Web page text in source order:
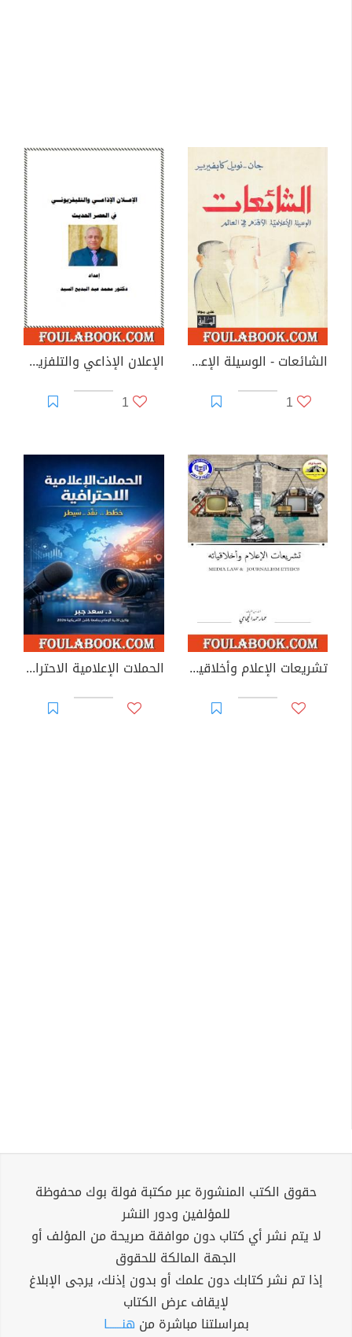
الشائعات - الوسيلة الإعلامية الأقدم في العالم
1
الإعلان الإذاعي والتلفزيوني في العصر الحديث
1
تشريعات الإعلام وأخلاقياته الحملات الإعلامية الاحترافية: خطط، نفّذ.. سيطر
حقوق الكتب المنشورة عبر مكتبة فولة بوك محفوظة
للمؤلفين ودور النشر
لا يتم نشر أي كتاب دون موافقة صريحة من المؤلف أو
الجهة المالكة للحقوق
إذا تم نشر كتابك دون علمك أو بدون إذنك، يرجى الإبلاغ
لإيقاف عرض الكتاب
بمراسلتنا مباشرة من هنــــــا